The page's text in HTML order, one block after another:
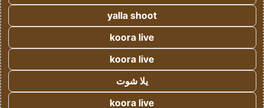
yalla shoot
koora live
koora live
يلا شوت
koora live